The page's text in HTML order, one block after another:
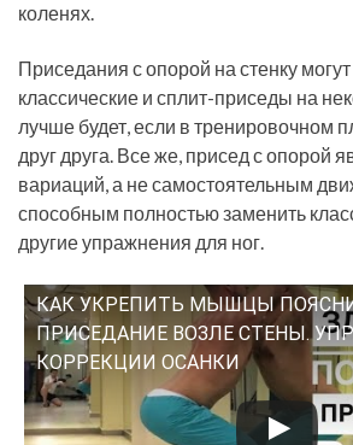
коленях.
Приседания с опорой на стенку
классические и сплит-приседы на
лучше будет, если в тренировочном
друг друга. Все же, присед с опорой
вариаций, а не самостоятельным
способным полностью заменить
другие упражнения для ног.
КАК УКРЕПИТЬ МЫШЦЫ
ПРИСЕДАНИЕ ВОЗЛЕ СТЕНЫ.
КОРРЕКЦИИ ОСАНКИ
Смотрите это видео на YouTube